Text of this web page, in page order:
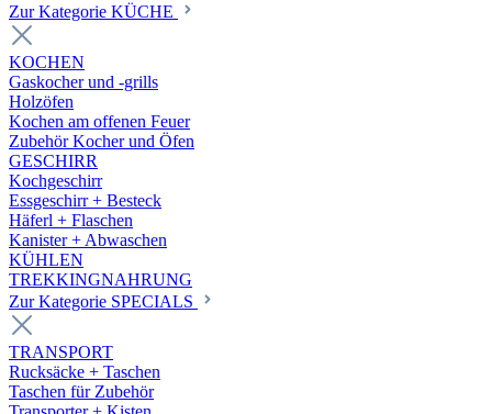
Zur Kategorie KÜCHE
KOCHEN
Gaskocher und -grills
Holzöfen
Kochen am offenen Feuer
Zubehör Kocher und Öfen
GESCHIRR
Kochgeschirr
Essgeschirr + Besteck
Häferl + Flaschen
Kanister + Abwaschen
KÜHLEN
TREKKINGNAHRUNG
Zur Kategorie SPECIALS
TRANSPORT
Rucksäcke + Taschen
Taschen für Zubehör